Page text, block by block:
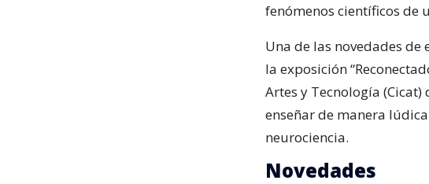
fenómenos científicos de
Una de las novedades
la exposición
Artes y Tecnología
enseñar de manera
neurociencia.
Novedades